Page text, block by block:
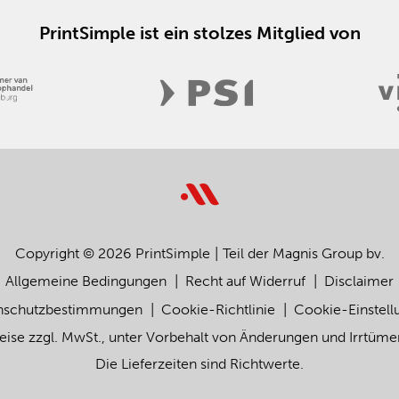
PrintSimple ist ein stolzes Mitglied von
Copyright © 2026 PrintSimple
Teil der Magnis Group bv.
Allgemeine Bedingungen
Recht auf Widerruf
Disclaimer
Cookie-Richtlinie
Cookie-
zzgl. MwSt., unter Vorbehalt von Änderungen und
Die Lieferzeiten sind Richtwerte.